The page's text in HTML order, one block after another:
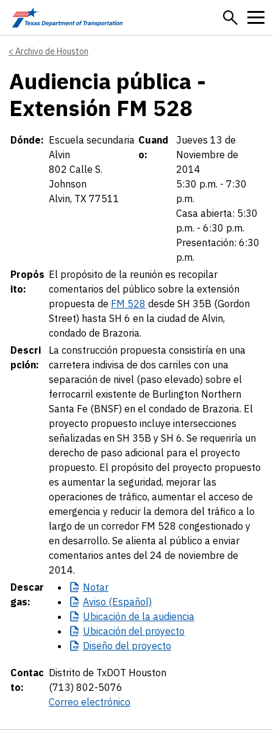
Skip to main content
Archivo de Houston
Audiencia pública -
Extensión FM 528
Details
Dónde: Escuela secundaria
Alvin
802 Calle S.
Johnson
Alvin, TX 77511
Cuand
o:
Jueves 13 de
Noviembre de
2014
5:30 p.m. - 7:30
p.m.
Casa abierta: 5:30
p.m. - 6:30 p.m.
Presentación: 6:30
p.m.
Propós
ito:
El propósito de la reunión es recopilar
comentarios del público sobre la extensión
propuesta de FM 528 desde SH 35B (Gordon
Street) hasta SH 6 en la ciudad de Alvin,
condado de Brazoria.
Descri
pción:
La construcción propuesta consistiría en una
carretera indivisa de dos carriles con una
separación de nivel (paso elevado) sobre el
ferrocarril existente de Burlington Northern
Santa Fe (BNSF) en el condado de Brazoria. El
proyecto propuesto incluye intersecciones
señalizadas en SH 35B y SH 6. Se requeriría un
derecho de paso adicional para el proyecto
propuesto. El propósito del proyecto propuesto
es aumentar la seguridad, mejorar las
operaciones de tráfico, aumentar el acceso de
emergencia y reducir la demora del tráfico a lo
largo de un corredor FM 528 congestionado y
en desarrollo. Se alienta al público a enviar
comentarios antes del 24 de noviembre de
2014.
Descar
gas:
Notar
Aviso (Español)
Ubicación de la audiencia
Ubicación del proyecto
Diseño del proyecto
Contac
to:
Distrito de TxDOT Houston
(713) 802-5076
Correo electrónico